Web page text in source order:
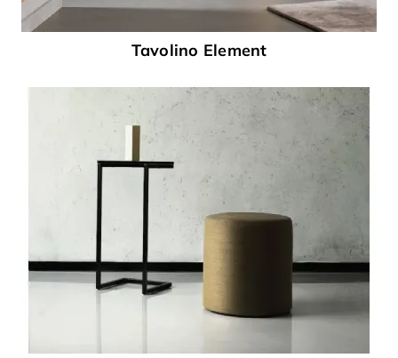
Tavolino Element